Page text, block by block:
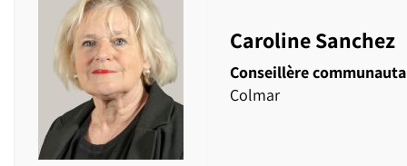
Caroline Sanchez
Conseillère
Colmar